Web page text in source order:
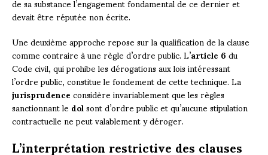
devait être réputée non écrite.
Une deuxième approche repose sur la qualification de la clause
comme contraire à une règle d’ordre public. L’article 6du
Code civil, qui prohibe les dérogations aux lois intéressant
l’ordre public, constitue le fondement de cette technique. La
jurisprudenceconsidère invariablement que les règles
sanctionnant ledolsont d’ordre public et qu’aucune stipulation
contractuelle ne peut valablement y déroger.
L’interprétation restrictive des clauses